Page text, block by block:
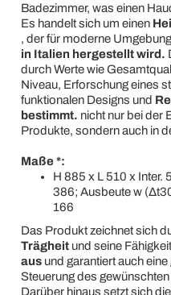
Badezimmer, was einen
Es handelt sich um einen
, der für moderne
in Italien hergestellt wird.
durch Werte wie
Niveau, Erforschung eines
funktionalen Designs und
bestimmt. nicht nur bei der
Produkte, sondern auch in
Maße *:
H 885 x L 510 x Inter.
386; Ausbeute w
166
Das Produkt zeichnet sich
Trägheitund seine
ausund garantiert auch
Steuerung des
Darüber hinaus setzt sich